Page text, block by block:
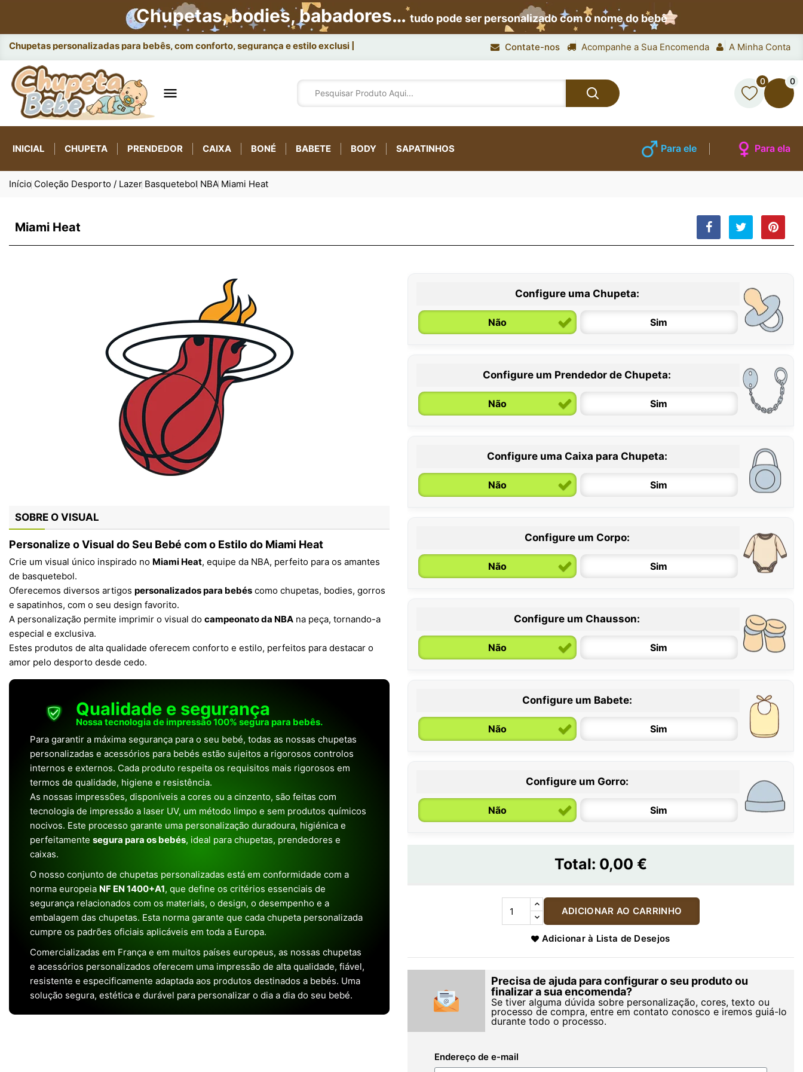
Chupetas, bodies, babadores…tudo pode ser personalizado com o nome do bebê
Chupetas personalizadas para bebês, com conforto, segurança e estilo exclusivo. Contate-nos Acompanhe a Sua Encomenda A Minha Conta

0 0
INICIAL CHUPETA PRENDEDOR CAIXA BONÉ BABETE BODY SAPATINHOS Para ele Para ela
Início Coleção Desporto / Lazer Basquetebol NBA Miami Heat
Miami Heat
SOBRE O VISUAL
Personalize o Visual do Seu Bebé com o Estilo do Miami Heat
Crie um visual único inspirado no Miami Heat, equipe da NBA, perfeito para os amantes
de basquetebol.
Oferecemos diversos artigos personalizados para bebés como chupetas, bodies, gorros
e sapatinhos, com o seu design favorito.
A personalização permite imprimir o visual do campeonato da NBA na peça, tornando-a
especial e exclusiva.
Estes produtos de alta qualidade oferecem conforto e estilo, perfeitos para destacar o
amor pelo desporto desde cedo.
Qualidade e segurança
Nossa tecnologia de impressão 100% segura para bebês.
Para garantir a máxima segurança para o seu bebé, todas as nossas chupetas
personalizadas e acessórios para bebés estão sujeitos a rigorosos controlos
internos e externos. Cada produto respeita os requisitos mais rigorosos em
termos de qualidade, higiene e resistência.
As nossas impressões, disponíveis a cores ou a cinzento, são feitas com
tecnologia de impressão a laser UV, um método limpo e sem produtos químicos
nocivos. Este processo garante uma personalização duradoura, higiénica e
perfeitamente segura para os bebés, ideal para chupetas, prendedores e
caixas.
O nosso conjunto de chupetas personalizadas está em conformidade com a
norma europeia NF EN 1400+A1, que define os critérios essenciais de
segurança relacionados com os materiais, o design, o desempenho e a
embalagem das chupetas. Esta norma garante que cada chupeta personalizada
cumpre os padrões oficiais aplicáveis em toda a Europa.
Comercializadas em França e em muitos países europeus, as nossas chupetas
e acessórios personalizados oferecem uma impressão de alta qualidade, fiável,
resistente e especificamente adaptada aos produtos destinados a bebés. Uma
solução segura, estética e durável para personalizar o dia a dia do seu bebé.
Configure uma Chupeta:
Não Sim
0 / 6 meses
Configure um Prendedor de Chupeta:
Não Sim
Configure uma Caixa para Chupeta:
Não Sim
Configure um Corpo:
Não Sim
6 / 12 meses 12 / 18 meses
Configure um Chausson:
Não Sim
Configure um Babete:
Não Sim
Configure um Gorro:
Não Sim
Total: 0,00 €
ADICIONAR AO CARRINHO
Adicionar à Lista de Desejos
Precisa de ajuda para configurar o seu produto ou
finalizar a sua encomenda?
Se tiver alguma dúvida sobre personalização, cores, texto ou
processo de compra, entre em contato conosco e iremos guiá-lo
durante todo o processo.
Endereço de e-mail